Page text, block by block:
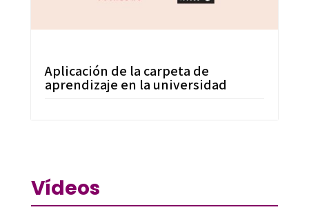
Aplicación de la carpeta de
aprendizaje en la universidad
Vídeos